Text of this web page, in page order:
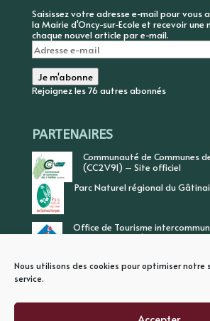
Nous utilisons des cookies pour optimiser notre
service.
Saisissez votre adresse e-mail pour vous
la Mairie d'Oncy-sur-Ecole et recevoir
chaque nouvel article par e-mail.
Adresse
e-
mail
Je m'abonne
Rejoignez les 76 autres abonnés
PARTENAIRES
Communauté de Communes
(CC2V91) – Site officiel
Parc Naturel régional du
Office de Tourisme
Forêt, Vallée de l’Ecole, Vallée de